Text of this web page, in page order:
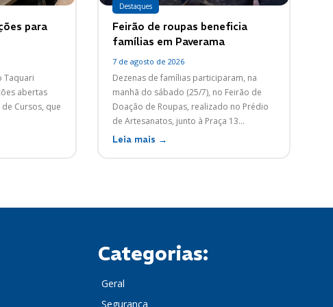
para
Taquari
abertas
Cursos, que
Destaques
Feirão de roupas beneficia
famílias em Paverama
7 de agosto de 2026
Dezenas de famílias participaram, na
manhã do sábado (25/7), no Feirão de
Doação de Roupas, realizado no Prédio
de Artesanatos, junto à Praça 13...
Leia mais →
Categorias:
Geral
Segurança